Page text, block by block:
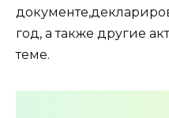
год, а также другие
теме.